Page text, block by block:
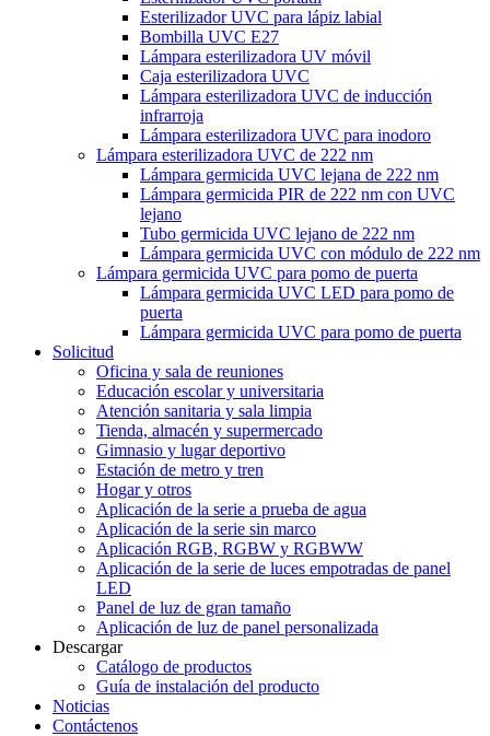
Esterilizador UVC para lápiz labial
Bombilla UVC E27
Lámpara esterilizadora UV móvil
Caja esterilizadora UVC
Lámpara esterilizadora UVC de inducción
infrarroja
Lámpara esterilizadora UVC para inodoro
Lámpara esterilizadora UVC de 222 nm
Lámpara germicida UVC lejana de 222 nm
Lámpara germicida PIR de 222 nm con UVC
lejano
Tubo germicida UVC lejano de 222 nm
Lámpara germicida UVC con módulo de 222 nm
Lámpara germicida UVC para pomo de puerta
Lámpara germicida UVC LED para pomo de
puerta
Lámpara germicida UVC para pomo de puerta
Solicitud
Oficina y sala de reuniones
Educación escolar y universitaria
Atención sanitaria y sala limpia
Tienda, almacén y supermercado
Gimnasio y lugar deportivo
Estación de metro y tren
Hogar y otros
Aplicación de la serie a prueba de agua
Aplicación de la serie sin marco
Aplicación RGB, RGBW y RGBWW
Aplicación de la serie de luces empotradas de panel
LED
Panel de luz de gran tamaño
Aplicación de luz de panel personalizada
Descargar
Catálogo de productos
Guía de instalación del producto
Noticias
Contáctenos